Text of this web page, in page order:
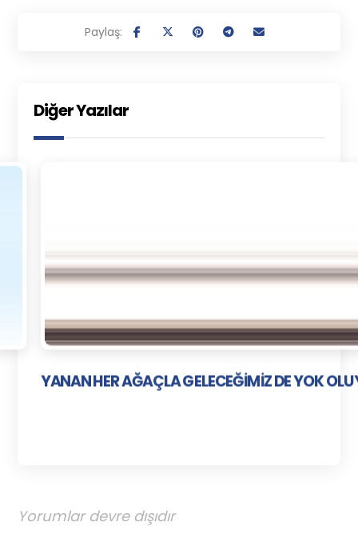
Diğer Yazılar
YANAN HER AĞAÇLA GELECEĞİMİZ DE YOK
Yorumlar devre dışıdır